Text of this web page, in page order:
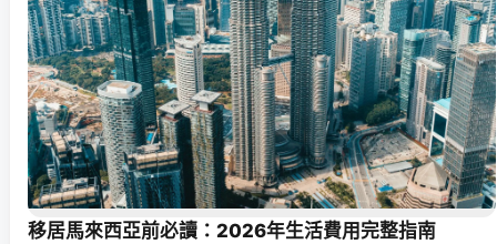
移居馬來西亞前必讀：2026年生活費用完整指南